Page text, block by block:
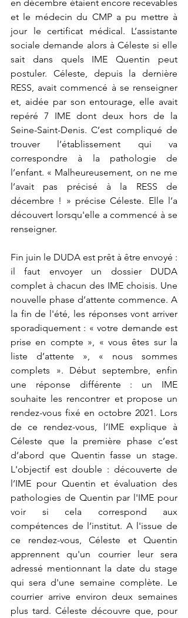
en décembre étaient encore recevables
et le médecin du CMP a pu mettre à
jour le certificat médical. L’assistante
sociale demande alors à Céleste si elle
sait dans quels IME Quentin peut
postuler. Céleste, depuis la dernière
RESS, avait commencé à se renseigner
et, aidée par son entourage, elle avait
repéré 7 IME dont deux hors de la
Seine-Saint-Denis. C’est compliqué de
trouver l’établissement qui va
correspondre à la pathologie de
l’enfant. « Malheureusement, on ne me
l’avait pas précisé à la RESS de
décembre ! » précise Céleste. Elle l’a
découvert lorsqu'elle a commencé à se
renseigner.
Fin juin le DUDA est prêt à être envoyé :
il faut envoyer un dossier DUDA
complet à chacun des IME choisis. Une
nouvelle phase d’attente commence. A
la fin de l'été, les réponses vont arriver
sporadiquement : « votre demande est
prise en compte », « vous êtes sur la
liste d’attente », « nous sommes
complets ». Début septembre, enfin
une réponse différente : un IME
souhaite les rencontrer et propose un
rendez-vous fixé en octobre 2021. Lors
de ce rendez-vous, l’IME explique à
Céleste que la première phase c’est
d’abord que Quentin fasse un stage.
L'objectif est double : découverte de
l’IME pour Quentin et évaluation des
pathologies de Quentin par l'IME pour
voir si cela correspond aux
compétences de l’institut. A l'issue de
ce rendez-vous, Céleste et Quentin
apprennent qu'un courrier leur sera
adressé mentionnant la date du stage
qui sera d'une semaine complète. Le
courrier arrive environ deux semaines
plus tard. Céleste découvre que, pour